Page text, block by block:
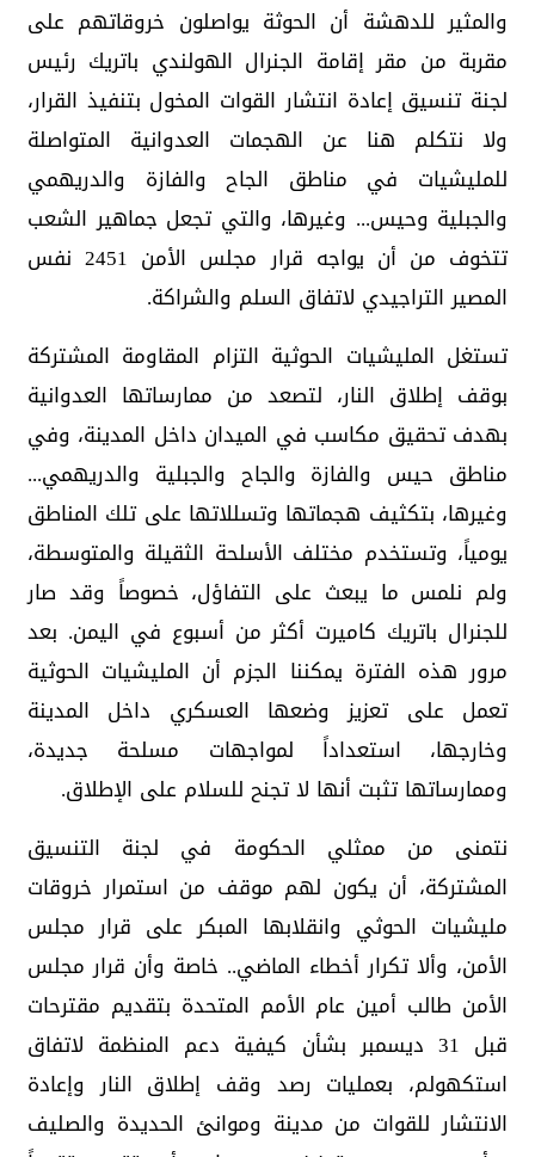
والمثير للدهشة أن الحوثة يواصلون خروقاتهم على
مقربة من مقر إقامة الجنرال الهولندي باتريك رئيس
لجنة تنسيق إعادة انتشار القوات المخول بتنفيذ القرار،
ولا نتكلم هنا عن الهجمات العدوانية المتواصلة
للمليشيات في مناطق الجاح والفازة والدريهمي
والجبلية وحيس... وغيرها، والتي تجعل جماهير الشعب
تتخوف من أن يواجه قرار مجلس الأمن 2451 نفس
المصير التراجيدي لاتفاق السلم والشراكة.
تستغل المليشيات الحوثية التزام المقاومة المشتركة
بوقف إطلاق النار، لتصعد من ممارساتها العدوانية
بهدف تحقيق مكاسب في الميدان داخل المدينة، وفي
مناطق حيس والفازة والجاح والجبلية والدريهمي...
وغيرها، بتكثيف هجماتها وتسللاتها على تلك المناطق
يومياً، وتستخدم مختلف الأسلحة الثقيلة والمتوسطة،
ولم نلمس ما يبعث على التفاؤل، خصوصاً وقد صار
للجنرال باتريك كاميرت أكثر من أسبوع في اليمن. بعد
مرور هذه الفترة يمكننا الجزم أن المليشيات الحوثية
تعمل على تعزيز وضعها العسكري داخل المدينة
وخارجها، استعداداً لمواجهات مسلحة جديدة،
وممارساتها تثبت أنها لا تجنح للسلام على الإطلاق.
نتمنى من ممثلي الحكومة في لجنة التنسيق
المشتركة، أن يكون لهم موقف من استمرار خروقات
مليشيات الحوثي وانقلابها المبكر على قرار مجلس
الأمن، وألا تكرار أخطاء الماضي.. خاصة وأن قرار مجلس
الأمن طالب أمين عام الأمم المتحدة بتقديم مقترحات
قبل 31 ديسمبر بشأن كيفية دعم المنظمة لاتفاق
استكهولم، بعمليات رصد وقف إطلاق النار وإعادة
الانتشار للقوات من مدينة وموانئ الحديدة والصليف